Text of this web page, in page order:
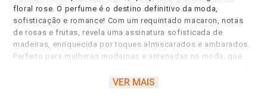
floral rose. O perfume é o destino definitivo da moda,
sofisticação e romance! Com um requintado macaron, notas
de rosas e frutas, revela uma assinatura sofisticada de
madeiras, enriquecida por toques almiscarados e ambarados.
Perfeito para mulheres modernas e antenadas na moda, que
rosa. Notas de topo: Cassis, mandarina, pimenta-rosa. Notas
VER MAIS